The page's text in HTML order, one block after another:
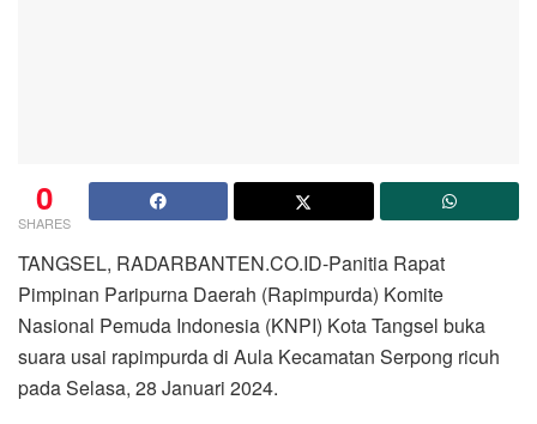
0
SHARES
TANGSEL, RADARBANTEN.CO.ID-Panitia Rapat
Pimpinan Paripurna Daerah (Rapimpurda) Komite
Nasional Pemuda Indonesia (KNPI) Kota Tangsel buka
suara usai rapimpurda di Aula Kecamatan Serpong ricuh
pada Selasa, 28 Januari 2024.